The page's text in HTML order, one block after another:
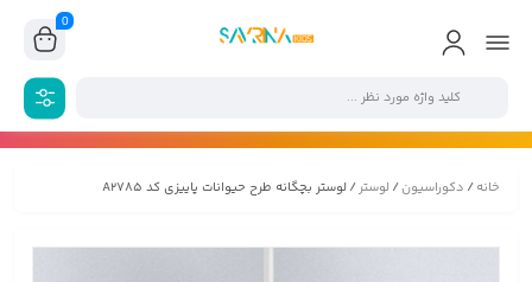
0
خانه/ دکوراسیون/ لوستر/ لوستر بچگانه طرح حیوانات پاییزی کد A2785